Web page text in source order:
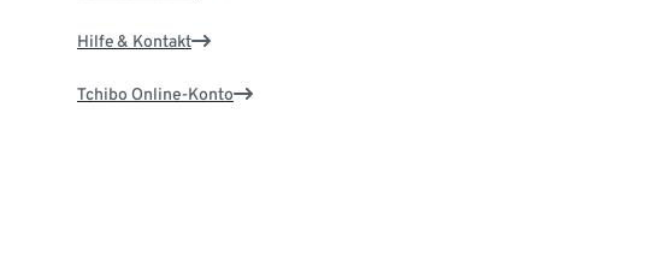
Hilfe & Kontakt
Tchibo Online-Konto